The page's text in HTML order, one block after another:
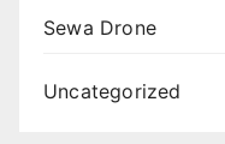
Sewa Drone
Uncategorized